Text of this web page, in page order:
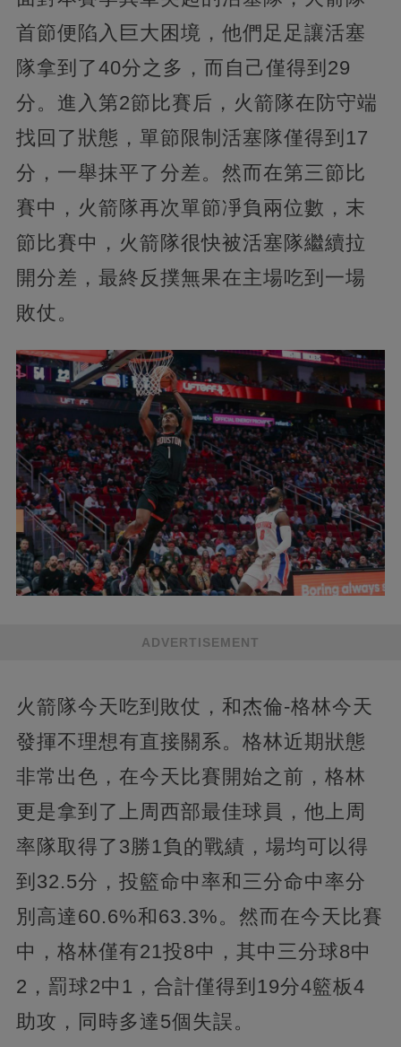
首節便陷入巨大困境，他們足足讓活塞
隊拿到了40分之多，而自己僅得到29
分。進入第2節比賽后，火箭隊在防守端
找回了狀態，單節限制活塞隊僅得到17
分，一舉抹平了分差。然而在第三節比
賽中，火箭隊再次單節凈負兩位數，末
節比賽中，火箭隊很快被活塞隊繼續拉
開分差，最終反撲無果在主場吃到一場
敗仗。
ADVERTISEMENT
火箭隊今天吃到敗仗，和杰倫-格林今天
發揮不理想有直接關系。格林近期狀態
非常出色，在今天比賽開始之前，格林
更是拿到了上周西部最佳球員，他上周
率隊取得了3勝1負的戰績，場均可以得
到32.5分，投籃命中率和三分命中率分
別高達60.6%和63.3%。然而在今天比賽
中，格林僅有21投8中，其中三分球8中
2，罰球2中1，合計僅得到19分4籃板4
助攻，同時多達5個失誤。